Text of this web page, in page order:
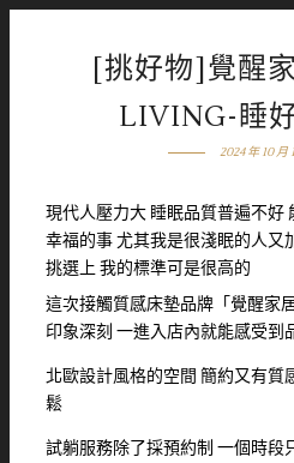
[挑好物]覺醒
LIVING-睡
2024 年 10 月
現代人壓力大 睡眠品質普遍不好
幸福的事 尤其我是很淺眠的人又
挑選上 我的標準可是很高的
這次接觸質感床墊品牌「覺醒家
印象深刻 一進入店內就能感受到
北歐設計風格的空間 簡約又有質
鬆
試躺服務除了採預約制 一個時段